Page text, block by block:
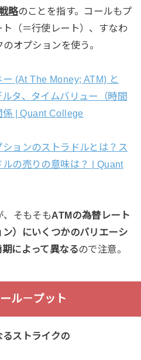
略のことを指す。コールもプ
（＝行使レート）、すなわ
オプションを使う。
(At The Money; ATM) と
タ、タイムバリュー（時間
係 | Quant College
ションのストラドルとは？ス
ルの売りの意味は？ | Quant
、そもそもATMの為替レート
）にいくつかのバリエーシ
によって異なるので注意。
ル－プット
るストライクの